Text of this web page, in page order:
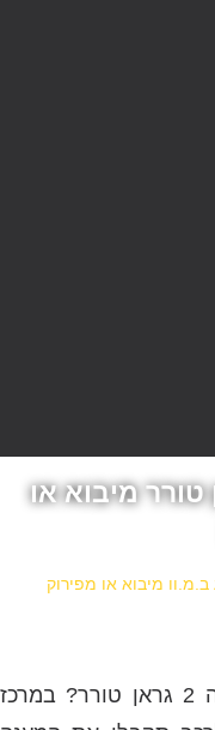
סדרה 2 גראן טורר מיבוא או
ב.מ.וו מיבוא או מפירוק
שנה תקלה במנוע רכב ב.מ.וו סדרה 2 גראן טורר? במרכז